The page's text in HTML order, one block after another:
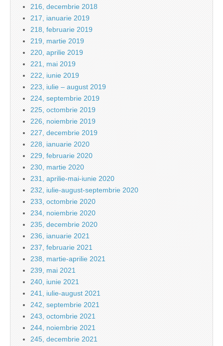
216, decembrie 2018
217, ianuarie 2019
218, februarie 2019
219, martie 2019
220, aprilie 2019
221, mai 2019
222, iunie 2019
223, iulie – august 2019
224, septembrie 2019
225, octombrie 2019
226, noiembrie 2019
227, decembrie 2019
228, ianuarie 2020
229, februarie 2020
230, martie 2020
231, aprilie-mai-iunie 2020
232, iulie-august-septembrie 2020
233, octombrie 2020
234, noiembrie 2020
235, decembrie 2020
236, ianuarie 2021
237, februarie 2021
238, martie-aprilie 2021
239, mai 2021
240, iunie 2021
241, iulie-august 2021
242, septembrie 2021
243, octombrie 2021
244, noiembrie 2021
245, decembrie 2021